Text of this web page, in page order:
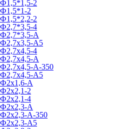
Ф1,5*1,5-2
Ф1,5*1-2
Ф1,5*2,2-2
Ф2,7*3,5-4
Ф2,7*3,5-А
Ф2,7х3,5-А5
Ф2,7х4,5-4
Ф2,7х4,5-А
Ф2,7х4,5-А-350
Ф2,7х4,5-А5
Ф2х1,6-А
Ф2х2,1-2
Ф2х2,1-4
Ф2х2,3-А
Ф2х2,3-А-350
Ф2х2,3-А5